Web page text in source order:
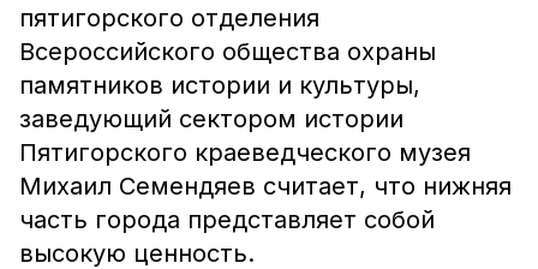
пятигорского отделения
Всероссийского общества охраны
памятников истории и культуры,
заведующий сектором истории
Пятигорского краеведческого музея
Михаил Семендяев считает, что нижняя
часть города представляет собой
высокую ценность.